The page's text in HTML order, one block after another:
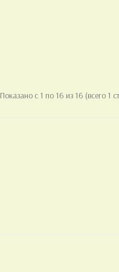
Показано с 1 по 16 из 16 (всего 1